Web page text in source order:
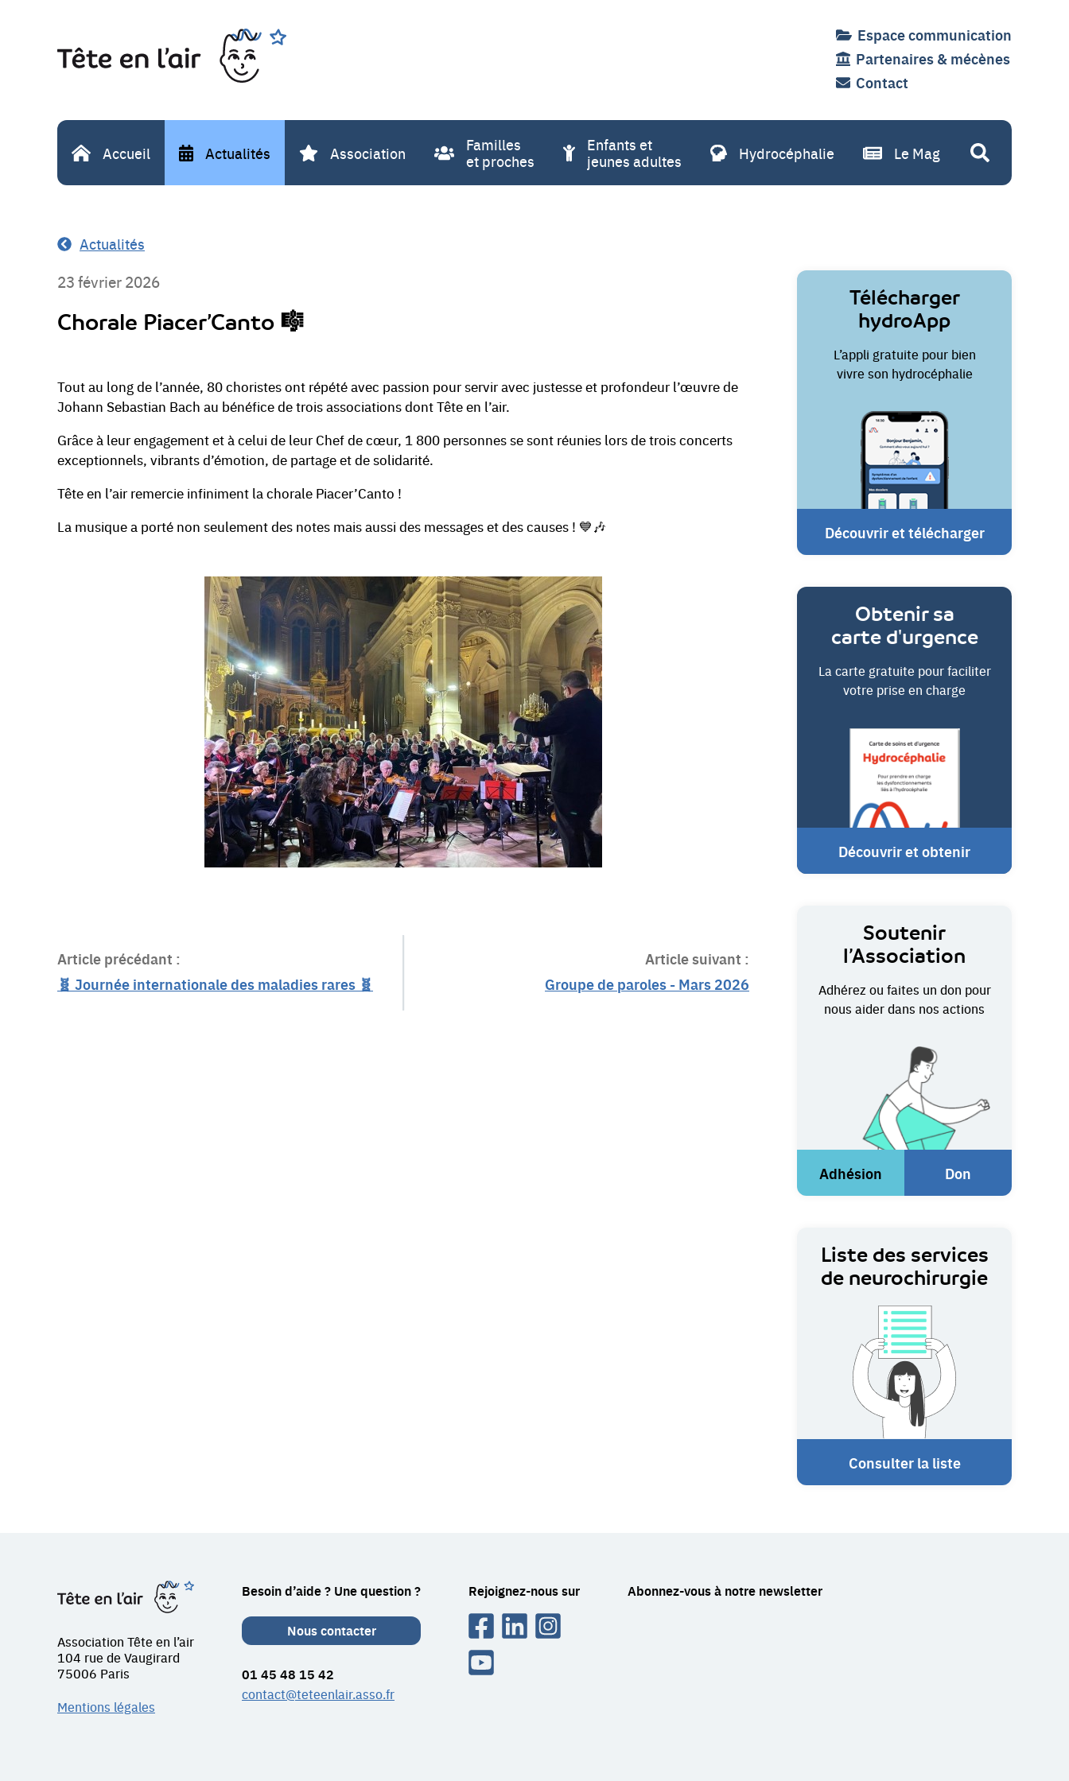
contenu
Espace communication
Partenaires & mécènes
Contact
Accueil Actualités Association
Familles
et proches
Enfants et
jeunes adultes
Hydrocéphalie Le Mag Recherche
Actualités
23 février 2026
Chorale Piacer’Canto 🎼
Tout au long de l’année, 80 choristes ont répété avec passion pour servir avec justesse et profondeur l’œuvre de
Johann Sebastian Bach au bénéfice de trois associations dont Tête en l’air.
Grâce à leur engagement et à celui de leur Chef de cœur, 1 800 personnes se sont réunies lors de trois concerts
exceptionnels, vibrants d’émotion, de partage et de solidarité.
Tête en l’air remercie infiniment la chorale Piacer’Canto !
La musique a porté non seulement des notes mais aussi des messages et des causes ! 💙🎶
Article précédant :
🧬 Journée internationale des maladies rares 🧬
Article suivant :
Groupe de paroles - Mars 2026
Liens
Télécharger
hydroApp
L’appli gratuite pour bien
vivre son hydrocéphalie
Découvrir et télécharger
Obtenir sa
carte d'urgence
La carte gratuite pour faciliter
votre prise en charge
Découvrir et obtenir
Soutenir
l’Association
Adhérez ou faites un don pour
nous aider dans nos actions
Adhésion
(Lien
externe)
Don
(Lien
externe)
Liste des services
de neurochirurgie
Consulter la liste
avec
Tête
Tête
en
Association Tête en l’air
104 rue de Vaugirard
75006 Paris
Mentions légales
Besoin d’aide ? Une question ?
Nous contacter
01 45 48 15 42
contact@teteenlair.asso.fr
Rejoignez-nous sur
FacebookLinkedinInstagram
Youtube
Abonnez-vous à notre newsletter